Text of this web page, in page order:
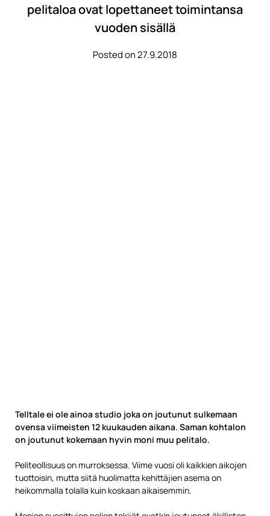
pelitaloa ovat lopettaneet toimintansa
vuoden sisällä
Posted on 27.9.2018
Telltale ei ole ainoa studio joka on joutunut sulkemaan
ovensa viimeisten 12 kuukauden aikana. Saman kohtalon
on joutunut kokemaan hyvin moni muu pelitalo.
Peliteollisuus on murroksessa. Viime vuosi oli kaikkien aikojen
tuottoisin, mutta siitä huolimatta kehittäjien asema on
heikommalla tolalla kuin koskaan aikaisemmin.